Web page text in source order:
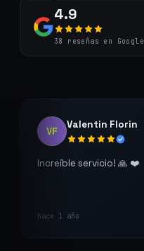
4.9
38 reseñas en Google
VF
Valentin Florin
Increíble servicio! 🙏 ❤️
hace 1 año